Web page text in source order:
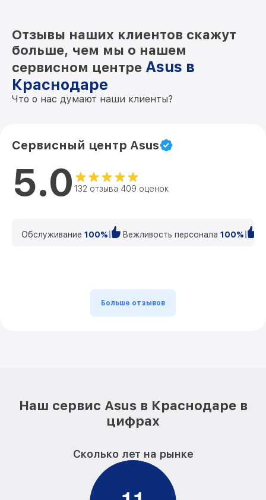
Отзывы наших клиентов скажут
больше, чем мы о нашем
сервисном центре Asus в
Краснодаре
Что о нас думают наши клиенты?
Сервисный центр Asus
5.0 132 отзыва 409 оценок
Обслуживание 100% Вежливость персонала 100%
Больше отзывов
Наш сервис Asus в Краснодаре в
цифрах
Сколько лет на рынке